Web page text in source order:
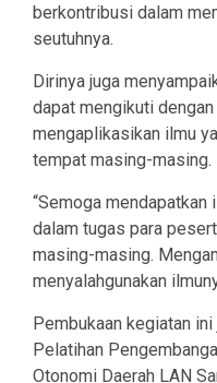
berkontribusi dalam
seutuhnya.
Dirinya juga
dapat mengikuti
mengaplikasikan ilmu
tempat masing-masing.
“Semoga
dalam tugas para
masing-masing.
menyalahgunakan
Pembukaan kegiatan
Pelatihan
Otonomi Daerah LAN